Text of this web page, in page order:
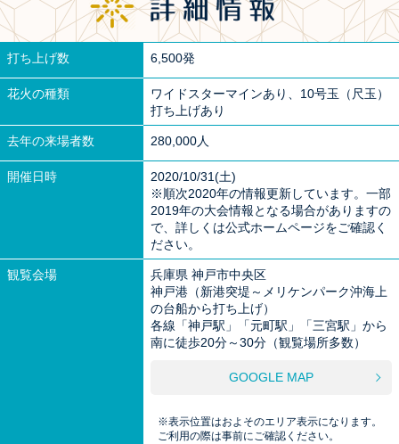
打ち上げ数 6,500発
花火の種類
ワイドスターマインあり、10号玉（尺玉）
打ち上げあり
去年の来場者数 280,000人
開催日時
2020/10/31(土)
※順次2020年の情報更新しています。一部
2019年の大会情報となる場合がありますの
で、詳しくは公式ホームページをご確認く
ださい。
観覧会場
兵庫県 神戸市中央区
神戸港（新港突堤～メリケンパーク沖海上
の台船から打ち上げ）
各線「神戸駅」「元町駅」「三宮駅」から
南に徒歩20分～30分（観覧場所多数）
GOOGLE MAP
※表示位置はおよそのエリア表示になります。
ご利用の際は事前にご確認ください。